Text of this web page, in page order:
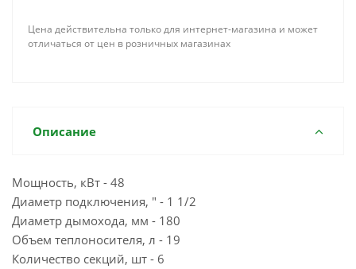
Цена действительна только для интернет-магазина и может
отличаться от цен в розничных магазинах
Описание
Мощность, кВт - 48
Диаметр подключения, " - 1 1/2
Диаметр дымохода, мм - 180
Объем теплоносителя, л - 19
Количество секций, шт - 6